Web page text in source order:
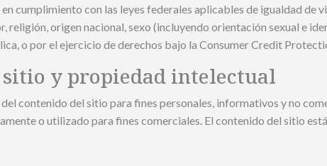
cumplimiento con las leyes federales aplicables de igualdad
religión, origen nacional, sexo (incluyendo orientación sexual e
o por el ejercicio de derechos bajo la Consumer Credit
y propiedad intelectual
contenido del sitio para fines personales, informativos y no
o utilizado para fines comerciales. El contenido del sitio